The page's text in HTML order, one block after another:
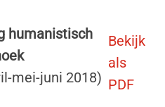
humanistisch
mei-juni 2018)
Bekijk
als
PDF